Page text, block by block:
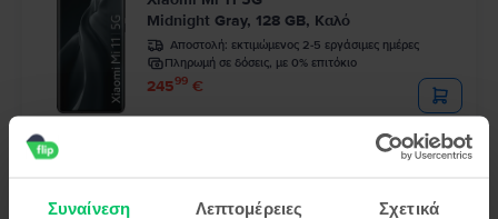
Συναίνεση Λεπτομέρειες Σχετικά
Midnight Gray, 128 GB, Καλό
Αποστολή: εκτιμώμενος 2-5 εργάσιμες ημέρες
Πληρωμή σε δόσεις, με 0% επιτόκιο
24599 €
Blue, 256 GB, Σαν καινούργιο